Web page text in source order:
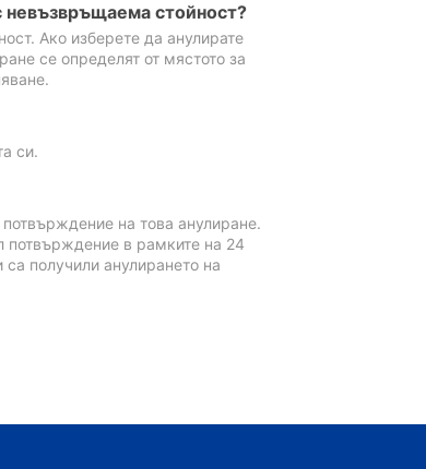
невъзвръщаема стойност?
Ако изберете да анулирате
се определят от мястото за
си.
на това анулиране.
потвърждение в рамките на 24
получили анулирането на